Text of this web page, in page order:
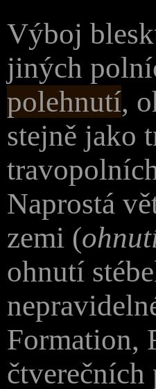
Výboj
jiných
polehnutí,
stejně jako
Naprostá
zemi (
ohnutí
Formation,